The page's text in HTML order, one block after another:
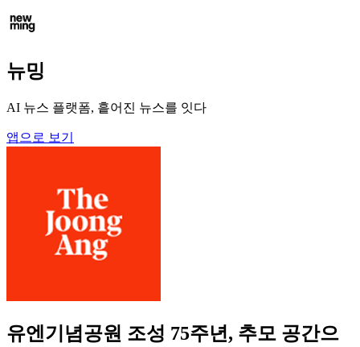
뉴밍
AI 뉴스 플랫폼, 흩어진 뉴스를 잇다
앱으로 보기
유엔기념공원 조성 75주년, 추모 공간으